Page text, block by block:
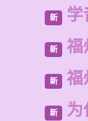
新 学
新 福
新 福
新 为